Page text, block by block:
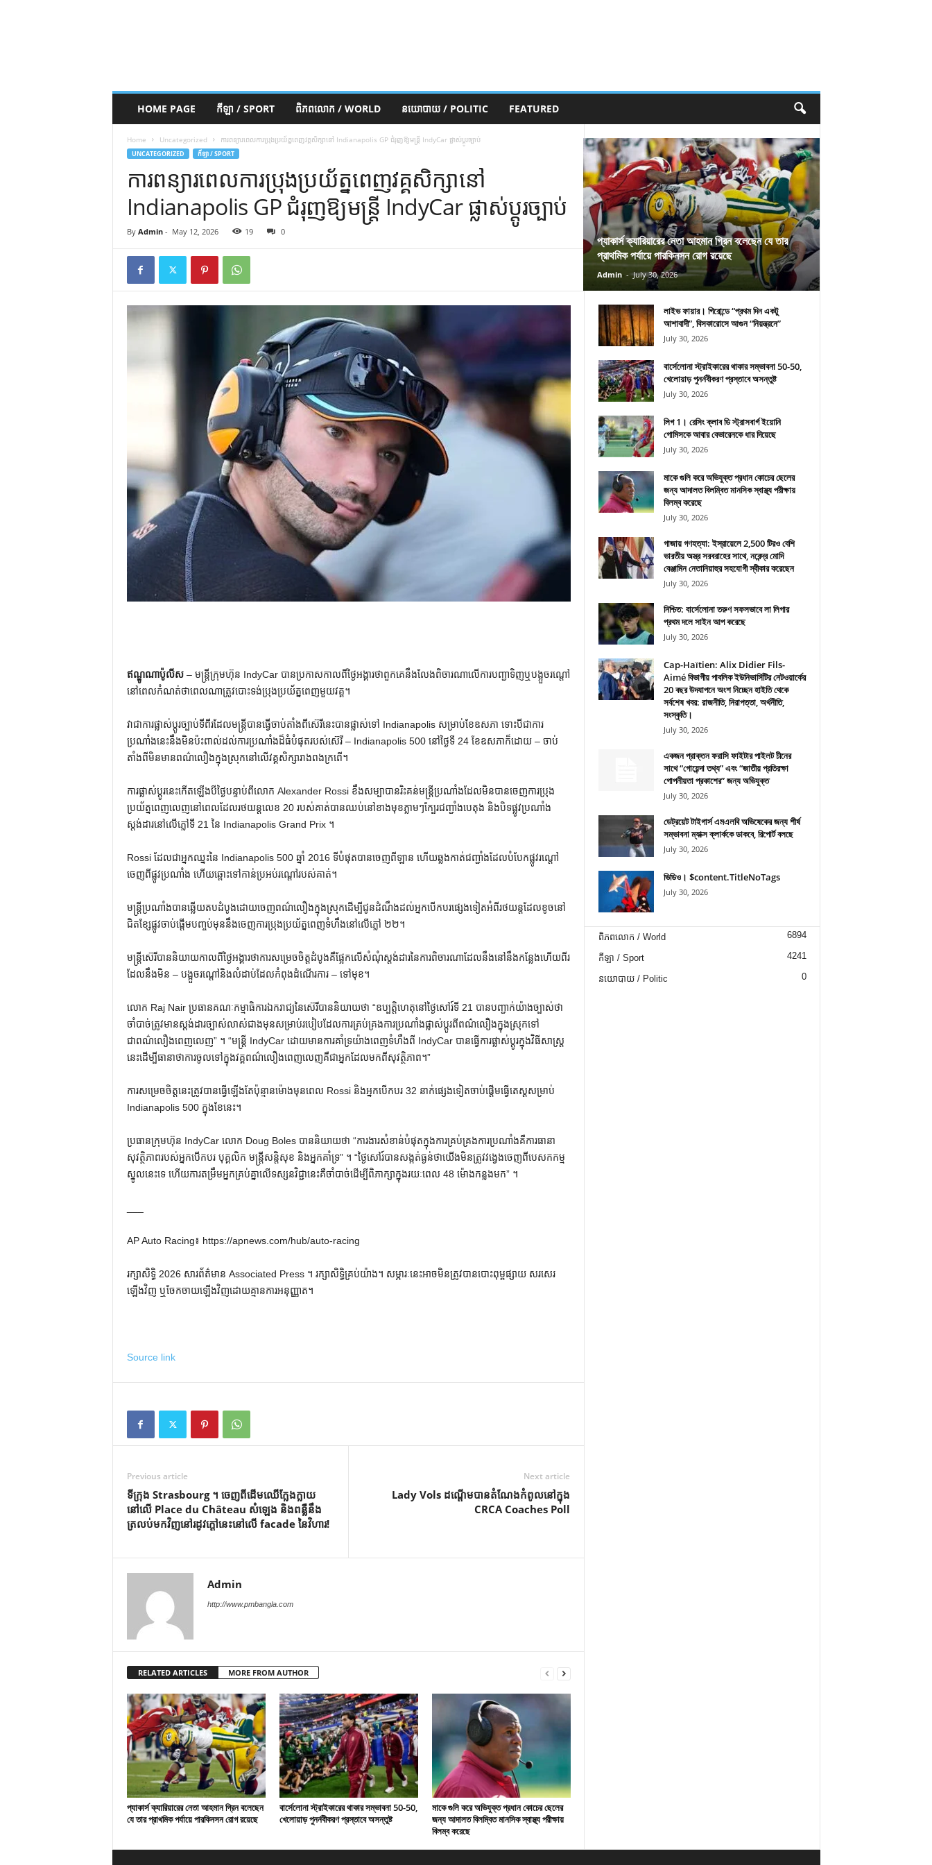
HOME PAGE កីឡា / SPORT ពិភពលោក / WORLD នយោបាយ / POLITIC FEATURED
Home Uncategorized ការពន្យារពេលការប្រុងប្រយ័ត្នពេញវគ្គសិក្សានៅ Indianapolis GP ជំរុញឱ្យមន្ត្រី IndyCar ផ្លាស់ប្តូរច្បាប់
UNCATEGORIZED កីឡា / SPORT
ការពន្យារពេលការប្រុងប្រយ័ត្នពេញវគ្គសិក្សានៅ
Indianapolis GP ជំរុញឱ្យមន្ត្រី IndyCar ផ្លាស់ប្តូរច្បាប់
By Admin- May 12, 2026 19 0
ឥណ្ឌូណាប៉ូលីស– មន្ត្រីក្រុមហ៊ុន IndyCar បានប្រកាសកាលពីថ្ងៃអង្គារថាពួកគេនឹងលែងពិចារណាលើការបញ្ជាទិញឬបង្អួចរណ្តៅ
នៅពេលកំណត់ថាពេលណាត្រូវបោះទង់ប្រុងប្រយ័ត្នពេញមួយវគ្គ។
វាជាការផ្លាស់ប្តូរច្បាប់ទីពីរដែលមន្ត្រីបានធ្វើចាប់តាំងពីស៊េរីនេះបានផ្លាស់ទៅ Indianapolis សម្រាប់ខែឧសភា ទោះបីជាការ
ប្រណាំងនេះនឹងមិនប៉ះពាល់ដល់ការប្រណាំងដ៏ធំបំផុតរបស់ស៊េរី – Indianapolis 500 នៅថ្ងៃទី 24 ខែឧសភាក៏ដោយ – ចាប់
តាំងពីមិនមានពណ៌លឿងក្នុងស្រុកនៅលើវគ្គសិក្សារាងពងក្រពើ។
ការផ្លាស់ប្តូរនេះកើតឡើងបីថ្ងៃបន្ទាប់ពីលោក Alexander Rossi ខឹងសម្បាបានរិះគន់មន្ត្រីប្រណាំងដែលមិនបានចេញការប្រុង
ប្រយ័ត្នពេញលេញនៅពេលដែលរថយន្តលេខ 20 របស់គាត់បានឈប់នៅខាងមុខភ្លាមៗក្បែរជញ្ជាំងបេតុង និងបិទផ្លូវប្រណាំង
ស្តង់ដារនៅលើភ្លៅទី 21 នៃ Indianapolis Grand Prix ។
Rossi ដែលជាអ្នកឈ្នះនៃ Indianapolis 500 ឆ្នាំ 2016 ទីបំផុតបានចេញពីឡាន ហើយឆ្លងកាត់ជញ្ជាំងដែលបំបែកផ្លូវរណ្តៅ
ចេញពីផ្លូវប្រណាំង ហើយឆ្ពោះទៅកាន់ប្រអប់រណ្តៅរបស់គាត់។
មន្ត្រី​ប្រណាំង​បាន​ឆ្លើយ​តប​ដំបូង​ដោយ​ចេញ​ពណ៌​លឿង​ក្នុង​ស្រុក​ដើម្បី​ជូន​ដំណឹង​ដល់​អ្នក​បើក​បរ​ផ្សេង​ទៀត​អំពី​រថយន្ត​ដែល​ខូច​នៅ​
ជិត​ខ្សែ​ផ្លូវ​ចាប់​ផ្តើម​បញ្ចប់​មុន​នឹង​ចេញ​ការ​ប្រុង​ប្រយ័ត្ន​ពេញ​ទំហឹង​នៅ​លើ​ភ្លៅ ២២។
មន្ត្រីស៊េរីបាននិយាយកាលពីថ្ងៃអង្គារថាការសម្រេចចិត្តដំបូងគឺផ្អែកលើសំណុំស្តង់ដារនៃការពិចារណាដែលនឹងនៅនឹងកន្លែងហើយពីរ
ដែលនឹងមិន – បង្អួចរណ្តៅនិងលំដាប់ដែលកំពុងដំណើរការ – ទៅមុខ។
លោក Raj Nair ប្រធានគណៈកម្មាធិការឯករាជ្យនៃស៊េរីបាននិយាយថា “ឧប្បត្តិហេតុនៅថ្ងៃសៅរ៍ទី 21 បានបញ្ជាក់យ៉ាងច្បាស់ថា
ចាំបាច់ត្រូវមានស្តង់ដារច្បាស់លាស់ជាងមុនសម្រាប់របៀបដែលការគ្រប់គ្រងការប្រណាំងផ្លាស់ប្តូរពីពណ៌លឿងក្នុងស្រុកទៅ
ជាពណ៌លឿងពេញលេញ” ។ “មន្រ្តី IndyCar ដោយមានការគាំទ្រយ៉ាងពេញទំហឹងពី IndyCar បានធ្វើការផ្លាស់ប្តូរក្នុងវិធីសាស្រ្ត
នេះដើម្បីធានាថាការចូលទៅក្នុងវគ្គពណ៌លឿងពេញលេញគឺជាអ្នកដែលមកពីសុវត្ថិភាព។”
ការសម្រេចចិត្តនេះត្រូវបានធ្វើឡើងតែប៉ុន្មានម៉ោងមុនពេល Rossi និងអ្នកបើកបរ 32 នាក់ផ្សេងទៀតចាប់ផ្តើមធ្វើតេស្តសម្រាប់
Indianapolis 500 ក្នុងខែនេះ។
ប្រធានក្រុមហ៊ុន IndyCar លោក Doug Boles បាននិយាយថា “ការងារសំខាន់បំផុតក្នុងការគ្រប់គ្រងការប្រណាំងគឺការធានា
សុវត្ថិភាពរបស់អ្នកបើកបរ បុគ្គលិក មន្រ្តីសន្តិសុខ និងអ្នកគាំទ្រ” ។ “ថ្ងៃសៅរ៍បានសង្កត់ធ្ងន់ថាយើងមិនត្រូវវង្វេងចេញពីបេសកកម្ម
ស្នូលនេះទេ ហើយការតម្រឹមអ្នកគ្រប់គ្នាលើទស្សនវិជ្ជានេះគឺចាំបាច់ដើម្បីពិភាក្សាក្នុងរយៈពេល 48 ម៉ោងកន្លងមក” ។
AP Auto Racing៖ https://apnews.com/hub/auto-racing
រក្សាសិទ្ធិ 2026 សារព័ត៌មាន Associated Press ។ រក្សាសិទ្ធិគ្រប់យ៉ាង។ សម្ភារៈនេះអាចមិនត្រូវបានបោះពុម្ពផ្សាយ សរសេរ
ឡើងវិញ ឬចែកចាយឡើងវិញដោយគ្មានការអនុញ្ញាត។
Source link
Previous article
ទីក្រុង Strasbourg ។ ចេញពីដើមឈើក្លែងក្លាយ
នៅលើ Place du Château សំឡេង និងពន្លឺនឹង
ត្រលប់មកវិញនៅរដូវក្តៅនេះនៅលើ facade នៃវិហារ!
Next article
Lady Vols ដណ្តើមបានតំណែងកំពូលនៅក្នុង
CRCA Coaches Poll
Admin
http://www.pmbangla.com
RELATED ARTICLES MORE FROM AUTHOR
প্যাকার্স ক্যারিয়ারের নেতা আহমান গ্রিন বলেছেন
যে তার প্রাথমিক পর্যায়ে পারকিনসন রোগ রয়েছে
বার্সেলোনা স্ট্রাইকারের থাকার সম্ভাবনা 50-50,
খেলোয়াড় পুনর্নবীকরণ প্রস্তাবে অসন্তুষ্ট
মাকে গুলি করে অভিযুক্ত প্রধান কোচের ছেলের
জন্য আদালত বিলম্বিত মানসিক স্বাস্থ্য পরীক্ষায়
বিলম্ব করেছে
প্যাকার্স ক্যারিয়ারের নেতা আহমান গ্রিন বলেছেন যে তার
প্রাথমিক পর্যায়ে পারকিনসন রোগ রয়েছে
Admin - July 30, 2026
লাইভ ফায়ার। গিরোন্ডে “প্রথম দিন একটু
আশাবাদী”, বিসকারোসে আগুন “নিয়ন্ত্রনে”
July 30, 2026
বার্সেলোনা স্ট্রাইকারের থাকার সম্ভাবনা 50-50,
খেলোয়াড় পুনর্নবীকরণ প্রস্তাবে অসন্তুষ্ট
July 30, 2026
লিগ 1। রেসিং ক্লাব ডি স্ট্রাসবার্গ ইয়োনি
গোমিসকে আবার বেভারেনকে ধার দিয়েছে
July 30, 2026
মাকে গুলি করে অভিযুক্ত প্রধান কোচের ছেলের
জন্য আদালত বিলম্বিত মানসিক স্বাস্থ্য পরীক্ষায়
বিলম্ব করেছে
July 30, 2026
গাজায় গণহত্যা: ইস্রায়েলে 2,500 টিরও বেশি
ভারতীয় অস্ত্র সরবরাহের সাথে, নরেন্দ্র মোদি
বেঞ্জামিন নেতানিয়াহুর সহযোগী স্বীকার করেছেন
July 30, 2026
নিশ্চিত: বার্সেলোনা তরুণ সফলভাবে লা লিগার
প্রথম দলে সাইন আপ করেছে
July 30, 2026
Cap-Haïtien: Alix Didier Fils-
Aimé বিভাগীয় পাবলিক ইউনিভার্সিটির নেটওয়ার্কের
20 বছর উদযাপনে অংশ নিচ্ছেন হাইতি থেকে
সর্বশেষ খবর: রাজনীতি, নিরাপত্তা, অর্থনীতি,
সংস্কৃতি।
July 30, 2026
একজন প্রাক্তন ফরাসি ফাইটার পাইলট চীনের
সাথে “গোয়েন্দা তথ্য” এবং “জাতীয় প্রতিরক্ষা
গোপনীয়তা প্রকাশের” জন্য অভিযুক্ত
July 30, 2026
ডেট্রয়েট টাইগার্স এমএলবি অভিষেকের জন্য শীর্ষ
সম্ভাবনা ম্যাক্স ক্লার্ককে ডাকবে, রিপোর্ট বলছে
July 30, 2026
ভিডিও। $content.TitleNoTags
July 30, 2026
ពិភពលោក / World 6894
កីឡា / Sport 4241
នយោបាយ / Politic 0